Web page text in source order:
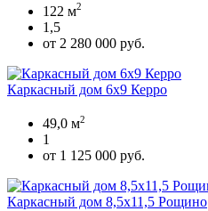
122 м2
1,5
от 2 280 000 руб.
Каркасный дом 6х9 Керро
49,0 м2
1
от 1 125 000 руб.
Каркасный дом 8,5х11,5 Рощино